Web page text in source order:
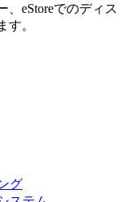
eStoreでのディス
す。
グ